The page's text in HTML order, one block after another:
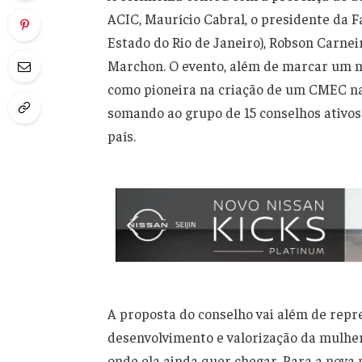
ACIC, Maurício Cabral, o presidente da
Estado do Rio de Janeiro), Robson
Marchon. O evento, além de marcar um
como pioneira na criação de um CMEC
somando ao grupo de 15 conselhos
país.
A proposta do conselho vai além de
desenvolvimento e valorização da